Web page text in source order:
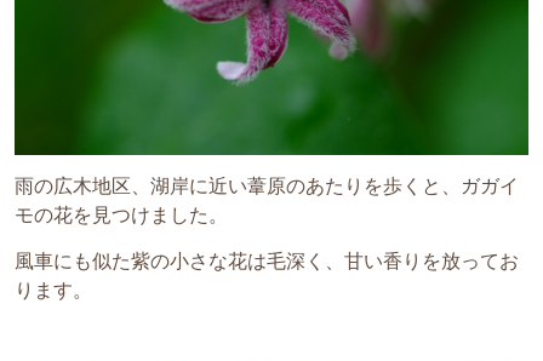
雨の広木地区、湖岸に近い葦原のあたりを歩くと、ガガイ
モの花を見つけました。
風車にも似た紫の小さな花は毛深く、甘い香りを放ってお
ります。